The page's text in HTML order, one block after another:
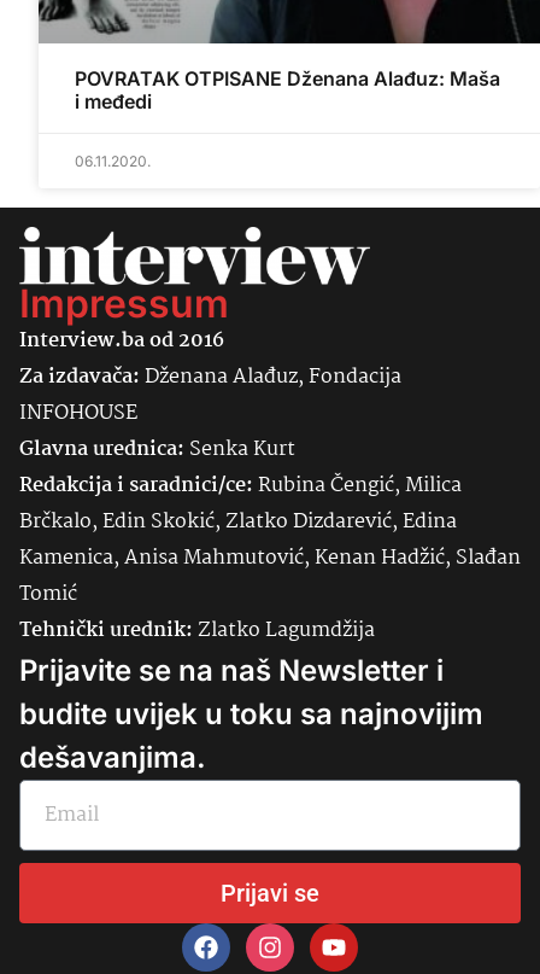
POVRATAK OTPISANE Dženana Alađuz: Maša
i međedi
06.11.2020.
Impressum
Interview.ba od 2016
Za izdavača:Dženana Alađuz, Fondacija
INFOHOUSE
Glavna urednica: SenkaKurt
Redakcija i saradnici/ce:Rubina Čengić, Milica
Brčkalo, Edin Skokić, Zlatko Dizdarević, Edina
Kamenica, Anisa Mahmutović, Kenan Hadžić, Slađan
Tomić
Tehnički urednik:Zlatko Lagumdžija
Prijavite se na naš Newsletter i
budite uvijek u toku sa najnovijim
dešavanjima.
Prijavi se